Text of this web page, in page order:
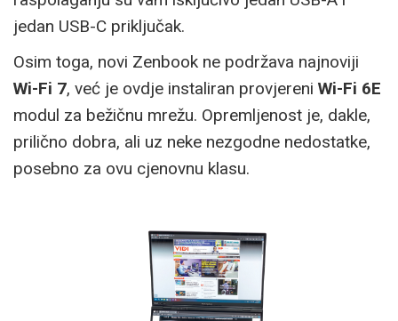
jedan USB-C priključak.
Osim toga, novi Zenbook ne podržava najnoviji
Wi-Fi 7, već je ovdje instaliran provjereni Wi-Fi 6E
modul za bežičnu mrežu. Opremljenost je, dakle,
prilično dobra, ali uz neke nezgodne nedostatke,
posebno za ovu cjenovnu klasu.